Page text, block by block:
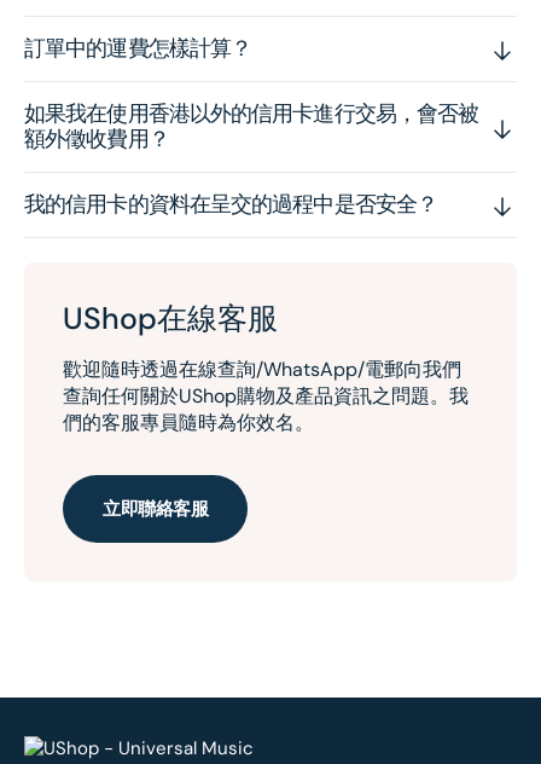
訂單中的運費怎樣計算？
如果我在使用香港以外的信用卡進行交易，會否被
額外徵收費用？
我的信用卡的資料在呈交的過程中是否安全？
UShop在線客服
歡迎隨時透過在線查詢/WhatsApp/電郵向我們
查詢任何關於UShop購物及產品資訊之問題。我
們的客服專員隨時為你效名。
立即聯絡客服